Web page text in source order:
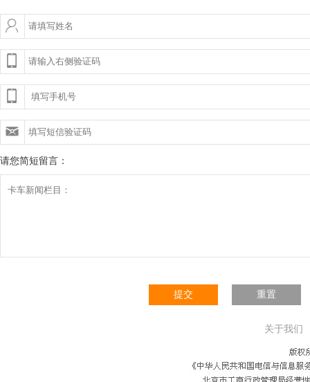
请您简短留言：
提交 重置
关于我们